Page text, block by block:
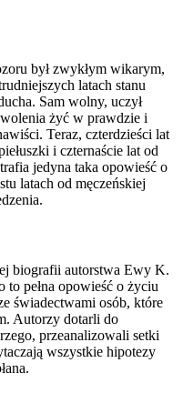
był zwykłym wikarym,
latach stanu
Sam wolny, uczył
żyć w prawdzie i
Teraz, czterdzieści lat
i czternaście lat od
jedyna taka opowieść o
latach od męczeńskiej
biografii autorstwa Ewy K.
pełna opowieść o życiu
świadectwami osób, które
Autorzy dotarli do
przeanalizowali setki
wszystkie hipotezy